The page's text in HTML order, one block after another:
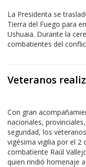
La Presidenta se
Tierra del Fuego para
Ushuaia. Durante la
combatientes del
Veteranos
Con gran
nacionales,
seguridad, los
vigésima vigilia por el 2
combatiente Raúl
quien rindió homenaje